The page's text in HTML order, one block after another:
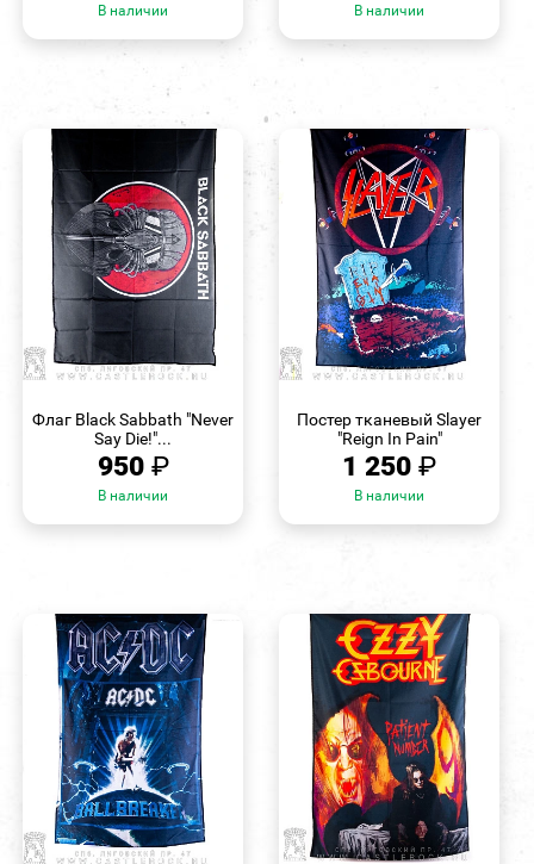
В наличии В наличии
Флаг Black Sabbath "Never
Say Die!"...
950 ₽
В наличии
Постер тканевый Slayer
"Reign In Pain"
1 250 ₽
В наличии